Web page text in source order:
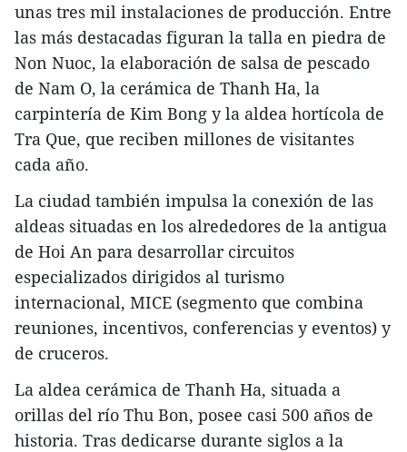
unas tres mil instalaciones de producción. Entre
las más destacadas figuran la talla en piedra de
Non Nuoc, la elaboración de salsa de pescado
de Nam O, la cerámica de Thanh Ha, la
carpintería de Kim Bong y la aldea hortícola de
Tra Que, que reciben millones de visitantes
cada año.​
La ciudad también impulsa la conexión de las
aldeas situadas en los alrededores de la antigua
de Hoi An para desarrollar circuitos
especializados dirigidos al turismo
internacional, MICE (segmento que combina
reuniones, incentivos, conferencias y eventos) y
de cruceros.​
La aldea cerámica de Thanh Ha, situada a
orillas del río Thu Bon, posee casi 500 años de
historia. Tras dedicarse durante siglos a la